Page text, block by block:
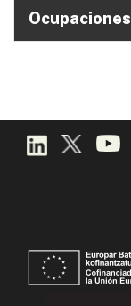
Ocupaciones